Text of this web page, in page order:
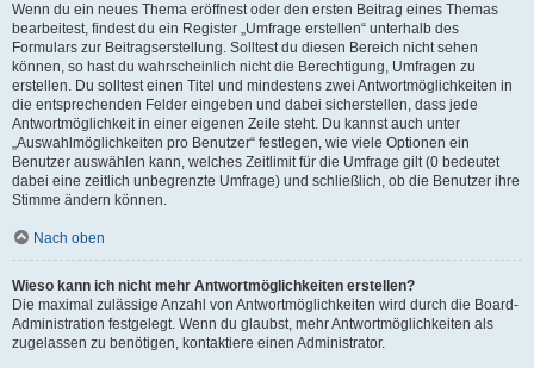
Wenn du ein neues Thema eröffnest oder den ersten Beitrag eines Themas
bearbeitest, findest du ein Register „Umfrage erstellen“ unterhalb des
Formulars zur Beitragserstellung. Solltest du diesen Bereich nicht sehen
können, so hast du wahrscheinlich nicht die Berechtigung, Umfragen zu
erstellen. Du solltest einen Titel und mindestens zwei Antwortmöglichkeiten in
die entsprechenden Felder eingeben und dabei sicherstellen, dass jede
Antwortmöglichkeit in einer eigenen Zeile steht. Du kannst auch unter
„Auswahlmöglichkeiten pro Benutzer“ festlegen, wie viele Optionen ein
Benutzer auswählen kann, welches Zeitlimit für die Umfrage gilt (0 bedeutet
dabei eine zeitlich unbegrenzte Umfrage) und schließlich, ob die Benutzer ihre
Stimme ändern können.
Nach oben
Wieso kann ich nicht mehr Antwortmöglichkeiten erstellen?
Die maximal zulässige Anzahl von Antwortmöglichkeiten wird durch die Board-
Administration festgelegt. Wenn du glaubst, mehr Antwortmöglichkeiten als
zugelassen zu benötigen, kontaktiere einen Administrator.